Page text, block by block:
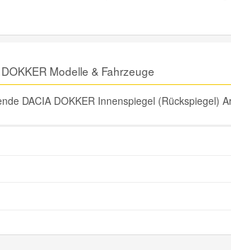
Modelle & Fahrzeuge
DACIA DOKKER Innenspiegel (Rückspiegel)